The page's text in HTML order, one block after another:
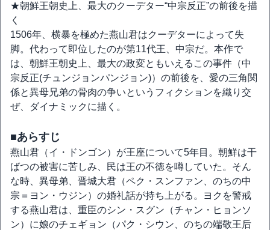
★朝鮮王朝史上、最大のクーデター“中宗反正”の前後を描
く
1506年、横暴を極めた燕山君はクーデターによって失
脚。代わって即位したのが第11代王、中宗だ。本作で
は、朝鮮王朝史上、最大の政変ともいえるこの事件（中
宗反正(チュンジョンパンジョン)）の前後を、愛の三角関
係と異母兄弟の骨肉の争いというフィクションを織り交
ぜ、ダイナミックに描く。
■あらすじ
燕山君（イ・ドンゴン）が王座について5年目。朝鮮は干
ばつの被害に苦しみ、民は王の不徳を噂していた。そん
な時、異母弟、晋城大君（ペク・スンファン、のちの中
宗＝ヨン・ウジン）の婚礼話が持ち上がる。ヨクを警戒
する燕山君は、重臣のシン・スグン（チャン・ヒョンソ
ン）に娘のチェギョン（パク・シウン、のちの端敬王后